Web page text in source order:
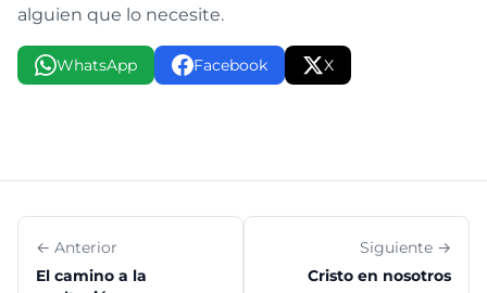
alguien que lo necesite.
WhatsApp Facebook X
← Anterior
El camino a la
Siguiente →
Cristo en nosotros